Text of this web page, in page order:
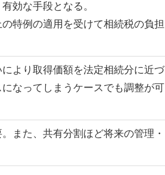
効な手段となる。
特例の適用を受けて相続税の負担
より取得価額を法定相続分に近づ
なってしまうケースでも調整が可
また、共有分割ほど将来の管理・